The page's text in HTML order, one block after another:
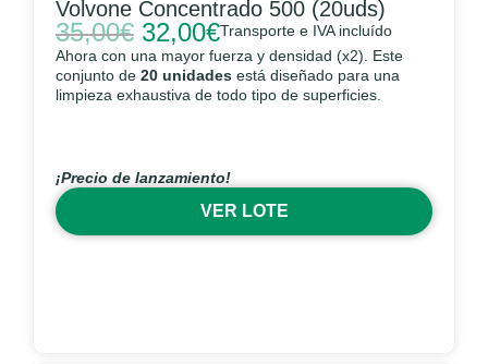
Volvone Concentrado 500 (20uds)
35,00€ 32,00€Transporte e IVA incluído
Ahora con una mayor fuerza y densidad (x2). Este
conjunto de 20 unidades está diseñado para una
limpieza exhaustiva de todo tipo de superficies.
¡Precio de lanzamiento!
VER LOTE